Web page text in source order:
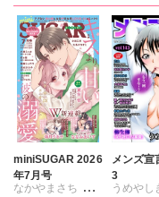
miniSUGAR 2026
年7月号
なかやまさち
メンズ宣
3
うめやし